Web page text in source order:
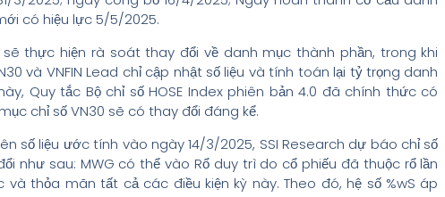
có hiệu lực 5/5/2025.
sẽ thực hiện rà soát thay đổi về danh mục thành phần, trong khi
và VNFIN Lead chỉ cập nhật số liệu và tính toán lại tỷ trọng danh
Quy tắc Bộ chỉ số HOSE Index phiên bản 4.0 đã chính thức có
chỉ số VN30 sẽ có thay đổi đáng kể.
số liệu ước tính vào ngày 14/3/2025, SSI Research dự báo chỉ số
như sau: MWG có thể vào Rổ duy trì do cổ phiếu đã thuộc rổ lần
thỏa mãn tất cả các điều kiện kỳ này. Theo đó, hệ số %wS áp